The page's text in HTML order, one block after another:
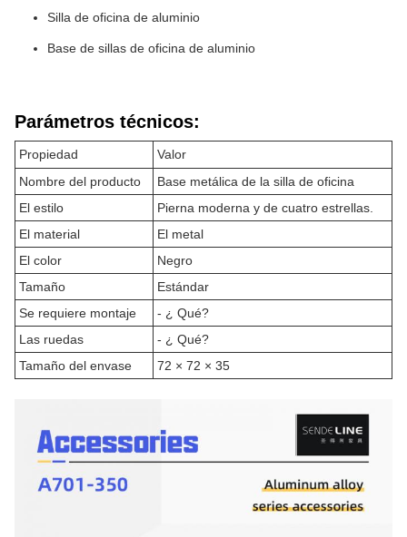
Silla de oficina de aluminio
Base de sillas de oficina de aluminio
Parámetros técnicos:
Propiedad
Valor
Nombre del producto
Base metálica de la silla de oficina
El estilo
Pierna moderna y de cuatro estrellas.
El material
El metal
El color
Negro
Tamaño
Estándar
Se requiere montaje
- ¿ Qué?
Las ruedas
- ¿ Qué?
Tamaño del envase
72 × 72 × 35